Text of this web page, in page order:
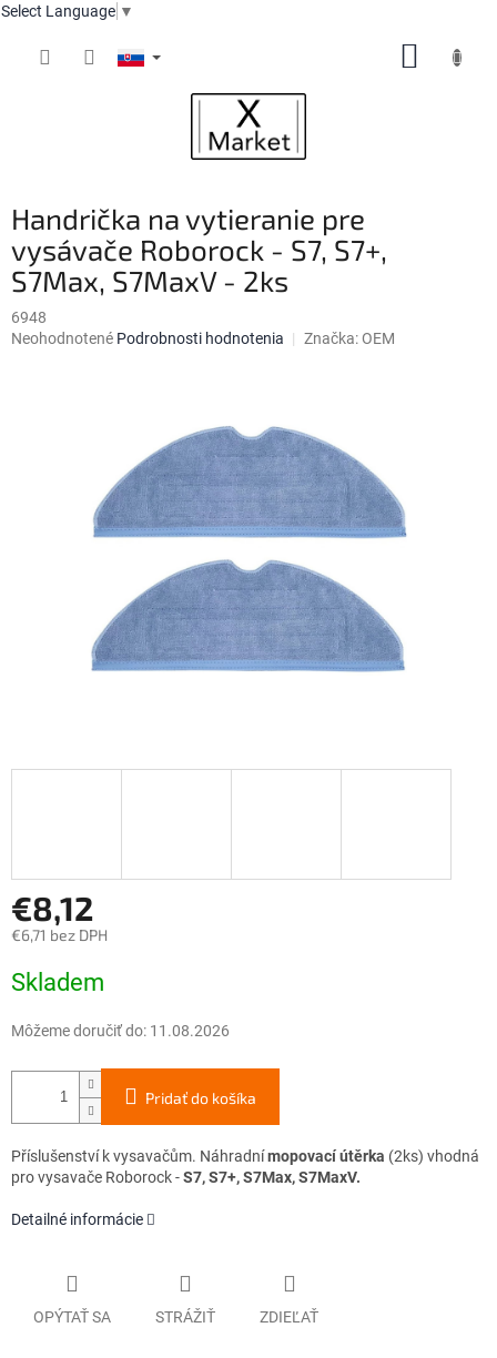
Select Language ▼
Handrička na vytieranie pre
vysávače Roborock - S7, S7+,
S7Max, S7MaxV - 2ks
6948
Priemerné
Neohodnotené Podrobnosti hodnotenia Značka: OEM
€8,12
€6,71 bez DPH
cena:
Skladem
Môžeme doručiť do: 11.08.2026
Pridať do košíka
Příslušenství k vysavačům. Náhradnímopovací útěrka (2ks) vhodná
pro vysavače Roborock -S7, S7+, S7Max, S7MaxV.
Detailné informácie
OPÝTAŤ SA STRÁŽIŤ ZDIEĽAŤ